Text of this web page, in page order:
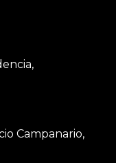
Campanario,